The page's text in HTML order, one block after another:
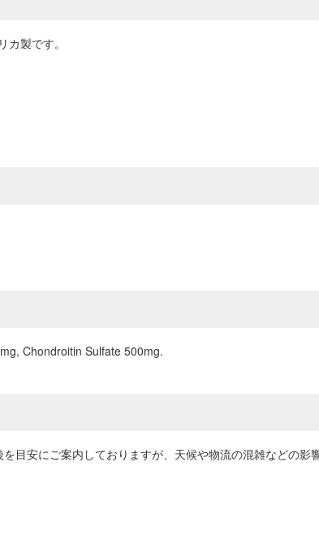
製です。
Chondroitin Sulfate 500mg.
目安にご案内しておりますが、天候や物流の混雑などの